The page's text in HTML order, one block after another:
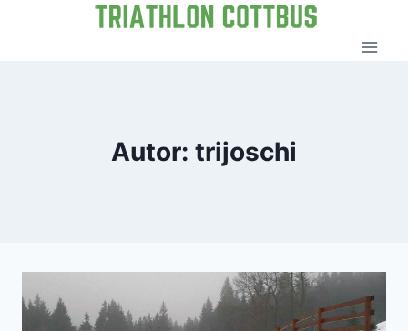
Autor: trijoschi